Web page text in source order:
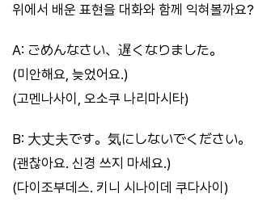
위에서 배운 표현을 대화와 함께 익혀볼까요?
A: ごめんなさい、遅くなりました。
(미안해요, 늦었어요.)
(고멘나사이, 오소쿠 나리마시타)
B: 大丈夫です。気にしないでください。
(괜찮아요. 신경 쓰지 마세요.)
(다이조부데스. 키니 시나이데 쿠다사이)